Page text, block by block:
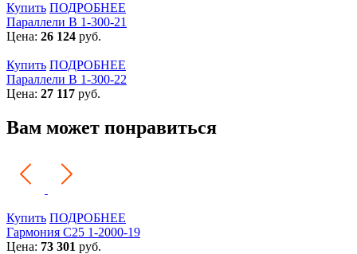
Купить ПОДРОБНЕЕ
Параллели В 1-300-21
Цена: 26 124 руб.
Купить ПОДРОБНЕЕ
Параллели В 1-300-22
Цена: 27 117 руб.
Вам может понравиться
Купить ПОДРОБНЕЕ
Гармония С25 1-2000-19
Цена: 73 301 руб.